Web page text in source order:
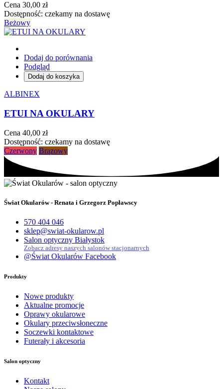
Cena 30,00 zł
Dostępność: czekamy na dostawę
Beżowy
Dodaj do porównania
Podgląd
Dodaj do koszyka
ALBINEX
ETUI NA OKULARY
Cena 40,00 zł
Dostępność: czekamy na dostawę
Czerwony Brązowy
Świat Okularów - Renata i Grzegorz Popławscy
570 404 046
sklep@swiat-okularow.pl
Salon optyczny Białystok
Zobacz adresy naszych salonów stacjonarnych
@Świat Okularów Facebook
Produkty
Nowe produkty
Aktualne promocje
Oprawy okularowe
Okulary przeciwsłoneczne
Soczewki kontaktowe
Futerały i akcesoria
Salon optyczny
Kontakt